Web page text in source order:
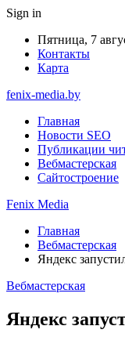
Sign in
Пятница, 7
Контакты
Карта
fenix-media.by
Главная
Новости SEO
Публикации
Вебмастерская
Сайтостроение
Fenix Media
Главная
Вебмастерская
Яндекс
Вебмастерская
Яндекс